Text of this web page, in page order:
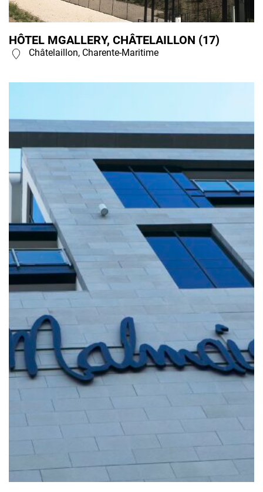
HÔTEL MGALLERY, CHÂTELAILLON (17)
Châtelaillon, Charente-Maritime